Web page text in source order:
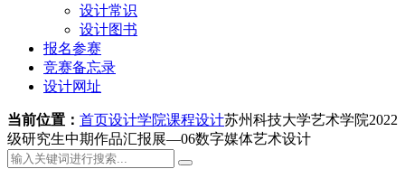
设计常识
设计图书
报名参赛
竞赛备忘录
设计网址
当前位置： 首页设计学院课程设计苏州科技大学艺术学院2022
级研究生中期作品汇报展—06数字媒体艺术设计